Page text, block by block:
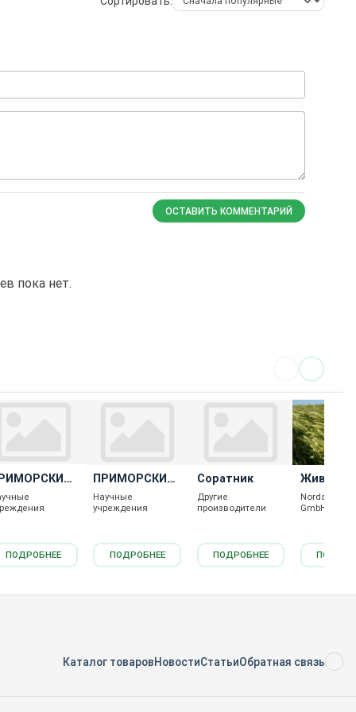
ОСТАВИТЬ КОММЕНТАРИЙ
пока нет.
ПОДРОБНЕЕ
ПРИМОРСКИЙ
89
Научные
учреждения
ПОДРОБНЕЕ
Соратник
Другие
производители
ПОДРОБНЕЕ
Живаго
Nordsaat
GmbH
Каталог товаровНовостиСтатьиОбратная связь RSS